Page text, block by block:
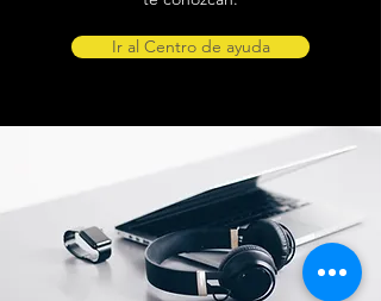
Ir al Centro de ayuda